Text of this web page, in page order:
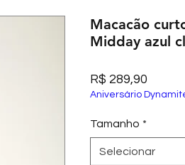
Macacão
Midday azul
R$ 289,90
Aniversário
Tamanho *
Selecionar